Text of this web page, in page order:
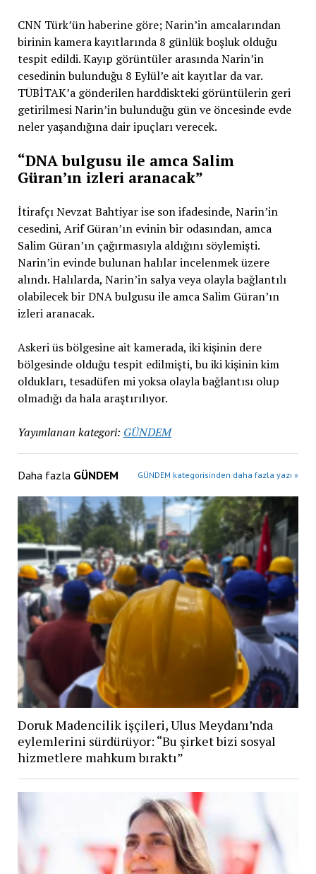
CNN Türk’ün haberine göre; Narin’in amcalarından
birinin kamera kayıtlarında 8 günlük boşluk olduğu
tespit edildi. Kayıp görüntüler arasında Narin’in
cesedinin bulunduğu 8 Eylül’e ait kayıtlar da var.
TÜBİTAK’a gönderilen harddiskteki görüntülerin geri
getirilmesi Narin’in bulunduğu gün ve öncesinde evde
neler yaşandığına dair ipuçları verecek.
“DNA bulgusu ile amca Salim
Güran’ın izleri aranacak”
İtirafçı Nevzat Bahtiyar ise son ifadesinde, Narin’in
cesedini, Arif Güran’ın evinin bir odasından, amca
Salim Güran’ın çağırmasıyla aldığını söylemişti.
Narin’in evinde bulunan halılar incelenmek üzere
alındı. Halılarda, Narin’in salya veya olayla bağlantılı
olabilecek bir DNA bulgusu ile amca Salim Güran’ın
izleri aranacak.
Askeri üs bölgesine ait kamerada, iki kişinin dere
bölgesinde olduğu tespit edilmişti, bu iki kişinin kim
oldukları, tesadüfen mi yoksa olayla bağlantısı olup
olmadığı da hala araştırılıyor.
Yayımlanan kategori: GÜNDEM
Daha fazla GÜNDEM GÜNDEM kategorisinden daha fazla yazı »
Doruk Madencilik işçileri, Ulus Meydanı’nda
eylemlerini sürdürüyor: “Bu şirket bizi sosyal
hizmetlere mahkum bıraktı”